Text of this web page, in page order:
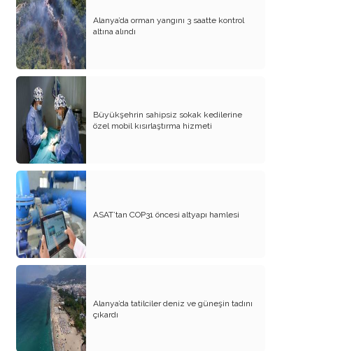
Yürek Burkan İsyanlarım
Organ Nakli ve Bağışı Hakkında
Görüşlerim
Suyumuz Isınıyor Haberiniz Olsun!!
Sözde Kadın Hakları Günü
Engellilerimize Engel Olmayalım
Öğretmenler Günü ve Eğitim
Sistemimiz
Kreşten Üniversiteye Tavsiyelerim
Binalar ve Zinalar
Altın Takı Mağdurları
Protokol
Modifiye Kadınlar
Evliliğin Anatomisi
Diyanet İşleri Hallet Şu İşleri
Alanya’da orman yangını 3 saatte kontrol
altına alındı
Büyükşehrin sahipsiz sokak kedilerine
özel mobil kısırlaştırma hizmeti
ASAT’tan COP31 öncesi altyapı hamlesi
Alanya’da tatilciler deniz ve güneşin tadını
çıkardı